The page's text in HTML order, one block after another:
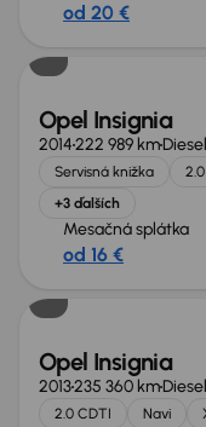
od 20 €
Opel Insignia
2014222 989 kmDiesel
Servisná knižka
+3 ďalších
Mesačná splátka
od 16 €
Zlacnené o 600 €
Opel Insignia
2013235 360 kmDiesel
2.0 CDTI Navi